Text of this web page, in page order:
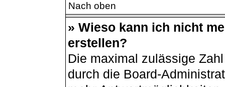
Nach oben
» Wieso kann ich nicht
erstellen?
Die maximal zulässige
durch die Board-